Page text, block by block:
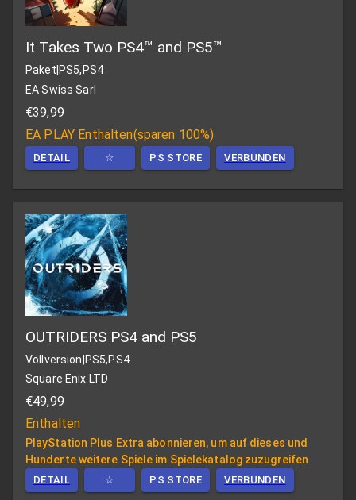
It Takes Two PS4™ and PS5™
Paket PS5,PS4
EA Swiss Sarl
€39,99
EA PLAY Enthalten(sparen 100%)
DETAIL ☆ PS STORE VERBUNDEN
OUTRIDERS PS4 and PS5
Vollversion|PS5,PS4
Square Enix LTD
€49,99
Enthalten
PlayStation Plus Extra abonnieren, um auf dieses und
Hunderte weitere Spiele im Spielekatalog zuzugreifen
DETAIL ☆ PS STORE VERBUNDEN